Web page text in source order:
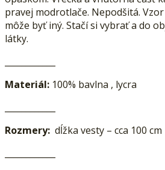
pravej modrotlače. Nepodšitá.
môže byť iný. Stačí si vybrať a do
látky.
Materiál: 100% bavlna , lycra
Rozmery: dĺžka vesty – cca 100 cm